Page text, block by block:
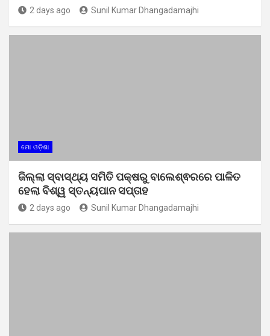
2 days ago Sunil Kumar Dhangadamajhi
ମୋ ଓଡ଼ିଶା
ଜିଲ୍ଲା ସ୍ବାସ୍ଥ୍ୟ ସମିତି ପକ୍ଷରୁ ବାଲେଶ୍ଵରରେ ପାଳିତ
ହେଲା ବିଶ୍ୱ ସ୍ତନ୍ୟପାନ ସପ୍ତାହ
2 days ago Sunil Kumar Dhangadamajhi